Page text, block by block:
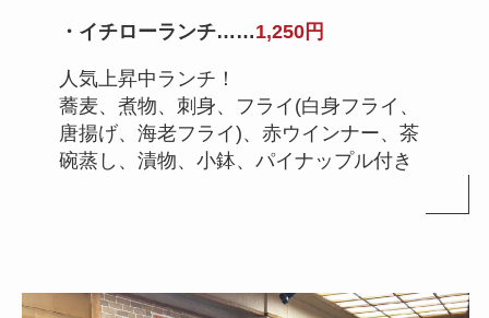
・イチローランチ……1,250円
人気上昇中ランチ！
蕎麦、煮物、刺身、フライ(白身フライ、
唐揚げ、海老フライ)、赤ウインナー、茶
碗蒸し、漬物、小鉢、パイナップル付き